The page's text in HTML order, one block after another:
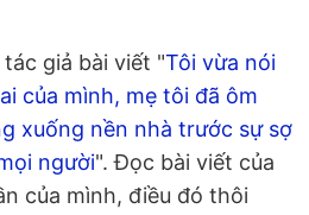
giả bài viết "Tôi vừa nói
của mình, mẹ tôi đã ôm
xuống nền nhà trước sự sợ
người". Đọc bài viết của
của mình, điều đó thôi